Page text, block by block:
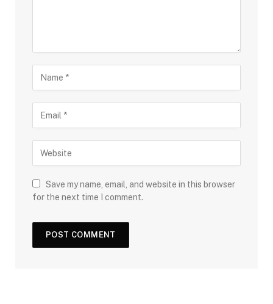
Save my name, email, and website in this browser
for the next time I comment.